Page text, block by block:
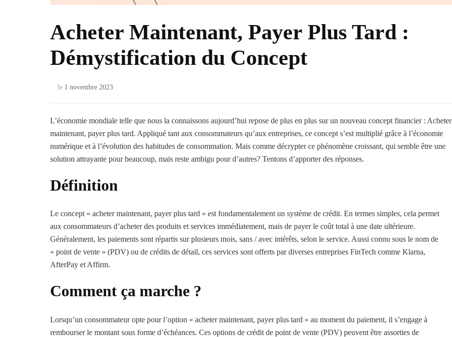
Acheter Maintenant, Payer Plus Tard :
Démystification du Concept
le 1 novembre 2023
L’économie mondiale telle que nous la connaissons aujourd’hui repose de plus en plus sur un nouveau concept financier : Acheter
maintenant, payer plus tard. Appliqué tant aux consommateurs qu’aux entreprises, ce concept s’est multiplié grâce à l’économie
numérique et à l’évolution des habitudes de consommation. Mais comme décrypter ce phénomène croissant, qui semble être une
solution attrayante pour beaucoup, mais reste ambigu pour d’autres? Tentons d’apporter des réponses.
Définition
Le concept « acheter maintenant, payer plus tard » est fondamentalement un système de crédit. En termes simples, cela permet
aux consommateurs d’acheter des produits et services immédiatement, mais de payer le coût total à une date ultérieure.
Généralement, les paiements sont répartis sur plusieurs mois, sans / avec intérêts, selon le service. Aussi connu sous le nom de
« point de vente » (PDV) ou de crédits de détail, ces services sont offerts par diverses entreprises FinTech comme Klarna,
AfterPay et Affirm.
Comment ça marche ?
Lorsqu’un consommateur opte pour l’option « acheter maintenant, payer plus tard » au moment du paiement, il s’engage à
rembourser le montant sous forme d’échéances. Ces options de crédit de point de vente (PDV) peuvent être assorties de